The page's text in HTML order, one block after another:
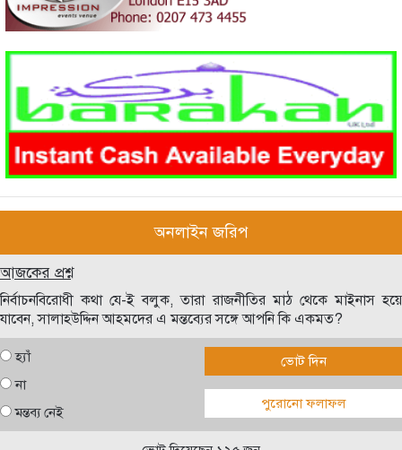
অনলাইন জরিপ
আজকের প্রশ্ন
নির্বাচনবিরোধী কথা যে-ই বলুক, তারা রাজনীতির মাঠ থেকে মাইনাস হয়ে
যাবেন, সালাহউদ্দিন আহমদের এ মন্তব্যের সঙ্গে আপনি কি একমত?
হ্যাঁ
না
মন্তব্য নেই
ভোট দিন
পুরোনো ফলাফল